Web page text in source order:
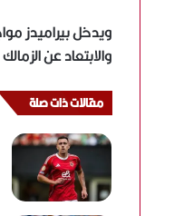
ويدخل بيراميدز
والابتعاد عن
مقالات ذات صلة